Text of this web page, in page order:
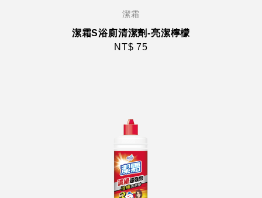
潔霜
潔霜S浴廁清潔劑-亮潔檸檬
NT$ 75